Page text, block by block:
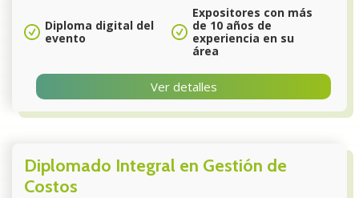
Diploma digital del
evento
Expositores con más
de 10 años de
experiencia en su
área
Ver detalles
Diplomado Integral en Gestión de
Costos